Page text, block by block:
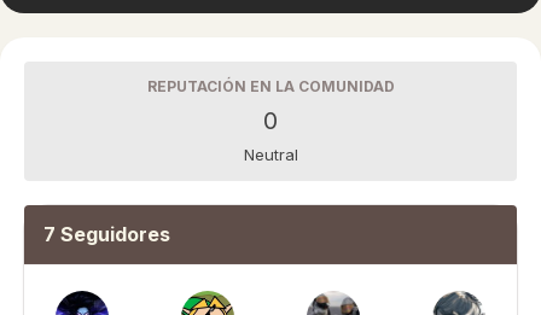
REPUTACIÓN EN LA COMUNIDAD
0
Neutral
7 Seguidores